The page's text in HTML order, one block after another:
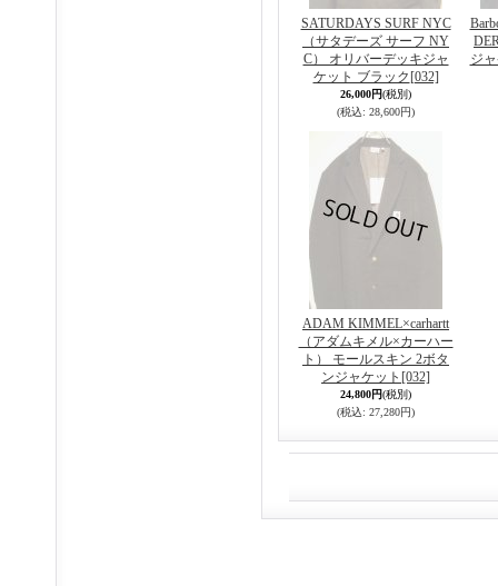
SATURDAYS SURF NYC
（サタデーズ サーフ NY
C） オリバーデッキジャ
ケット ブラック [032]
26,000円(税別)
(税込: 28,600円)
ジ
ADAM KIMMEL×carhartt
（アダムキメル×カーハー
ト） モールスキン 2ボタ
ンジャケット [032]
24,800円(税別)
(税込: 27,280円)